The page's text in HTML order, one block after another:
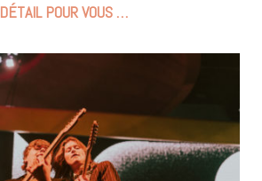
DÉTAIL POUR VOUS …